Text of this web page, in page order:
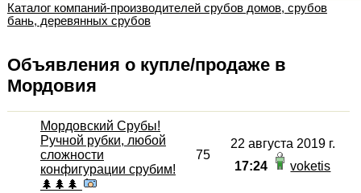
Каталог компаний-производителей срубов домов, срубов
бань, деревянных срубов
Объявления о купле/продаже в
Мордовия
Мордовский Срубы!
Ручной рубки, любой
сложности
конфигурации срубим!
🌲🌲🌲
75
22 августа 2019 г.
17:24
voketis